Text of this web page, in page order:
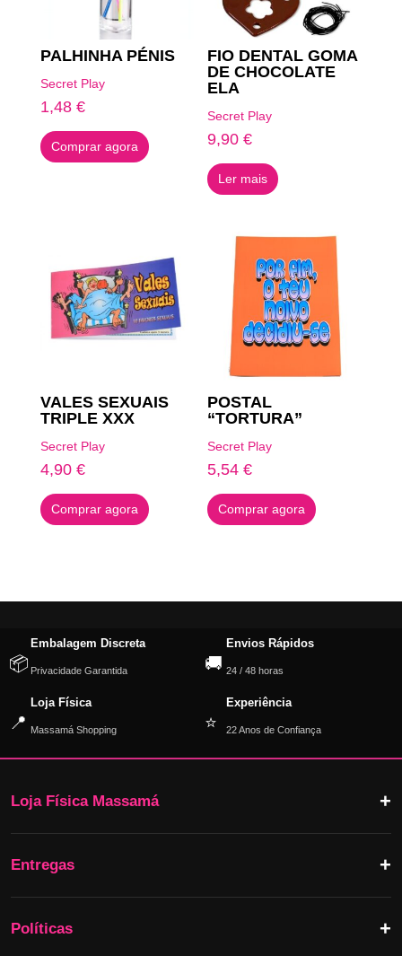
PALHINHA PÉNIS
Secret Play
1,48 €
Comprar agora
FIO DENTAL GOMA
DE CHOCOLATE
ELA
Secret Play
9,90€
Ler mais
VALES SEXUAIS
TRIPLE XXX
Secret Play
4,90 €
Comprar agora
POSTAL
“TORTURA”
Secret Play
5,54€
Comprar agora
📦
Embalagem Discreta
Privacidade Garantida 🚚
Envios Rápidos
24 / 48 horas
📍
Loja Física
Massamá Shopping ⭐
Experiência
22 Anos de Confiança
Loja Física Massamá
Entregas
Políticas